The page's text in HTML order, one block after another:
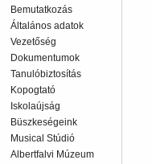
Bemutatkozás
Általános adatok
Vezetőség
Dokumentumok
Tanulóbiztosítás
Kopogtató
Iskolaújság
Büszkeségeink
Musical Stúdió
Albertfalvi Múzeum